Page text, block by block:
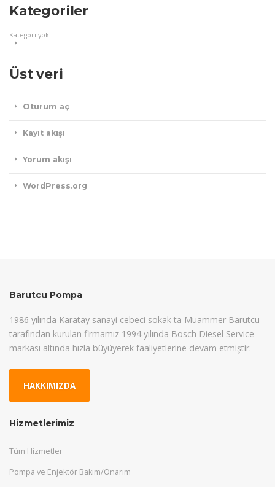
Kategoriler
Kategori yok
Üst veri
Oturum aç
Kayıt akışı
Yorum akışı
WordPress.org
Barutcu Pompa
1986 yılında Karatay sanayi cebeci sokak ta Muammer Barutcu
tarafından kurulan firmamız 1994 yılında Bosch Diesel Service
markası altında hızla büyüyerek faaliyetlerine devam etmiştir.
HAKKIMIZDA
Hizmetlerimiz
Tüm Hizmetler
Pompa ve Enjektör Bakım/Onarım